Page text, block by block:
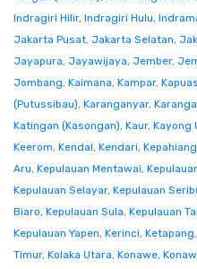
Indragiri Hilir, Indragiri Hulu,
Jakarta Pusat, Jakarta Selatan,
Jayapura, Jayawijaya, Jember,
Jombang, Kaimana, Kampar,
(Putussibau), Karanganyar,
Katingan (Kasongan), Kaur, Kayong
Keerom, Kendal, Kendari, Kepahiang
Aru, Kepulauan Mentawai,
Kepulauan Selayar, Kepulauan
Biaro, Kepulauan Sula, Kepulauan
Kepulauan Yapen, Kerinci, Ketapang,
Timur, Kolaka Utara, Konawe,